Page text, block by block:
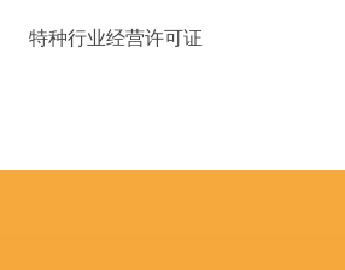
特种行业经营许可证